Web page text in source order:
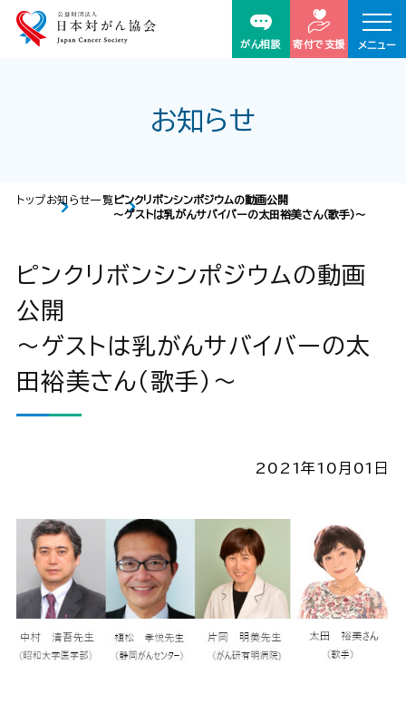
がん相談 寄付で支援 メニュー
お知らせ
トップお知らせ一覧ピンクリボンシンポジウムの動画公開
～ゲストは乳がんサバイバーの太田裕美さん（歌手）～
ピンクリボンシンポジウムの動画
公開
～ゲストは乳がんサバイバーの太
田裕美さん（歌手）～
2021年10月01日